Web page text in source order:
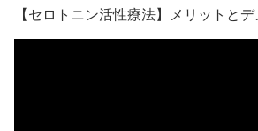
【セロトニン活性療法】メリットとデ